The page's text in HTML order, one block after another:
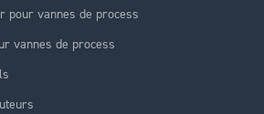
pour vannes de process
vannes de process